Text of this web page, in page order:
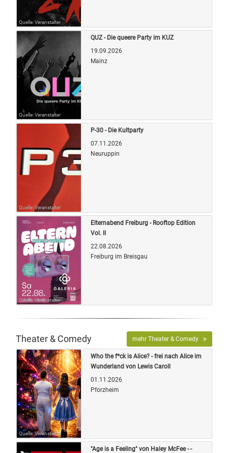
Quelle: Veranstalter
Quelle: Veranstalter
QUZ - Die queere Party im KUZ
19.09.2026
Mainz
Quelle: Veranstalter
P-30 - Die Kultparty
07.11.2026
Neuruppin
Quelle: Veranstalter
Elternabend Freiburg - Rooftop Edition
Vol. II
22.08.2026
Freiburg im Breisgau
Theater & Comedy mehr Theater & Comedy
Quelle: Veranstalter
Who the f*ck is Alice? - frei nach Alice im
Wunderland von Lewis Caroll
01.11.2026
Pforzheim
"Age is a Feeling" von Haley McFee - -